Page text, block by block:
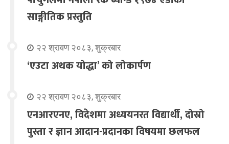
साङ्गीतिक प्रस्तुति
२२ श्रावण २०८३, शुक्रबार
‘एउटा अथक योद्धा’ को लोकार्पण
२२ श्रावण २०८३, शुक्रबार
एनआरएनए, विदेशमा अध्ययनरत विद्यार्थी, दोस्रो
पुस्ता र ज्ञान आदान-प्रदानका विषयमा छलफल